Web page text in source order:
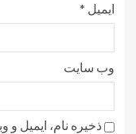
ایمیل *
وب‌ سایت
ذخیره نام، ایمیل